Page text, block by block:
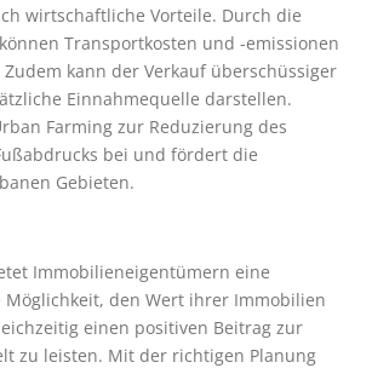
wirtschaftliche Vorteile. Durch die
Transportkosten und -emissionen
kann der Verkauf überschüssiger
Einnahmequelle darstellen.
Farming zur Reduzierung des
bei und fördert die
Gebieten.
Immobilieneigentümern eine
Möglichkeit, den Wert ihrer Immobilien
einen positiven Beitrag zur
zu leisten. Mit der richtigen Planung